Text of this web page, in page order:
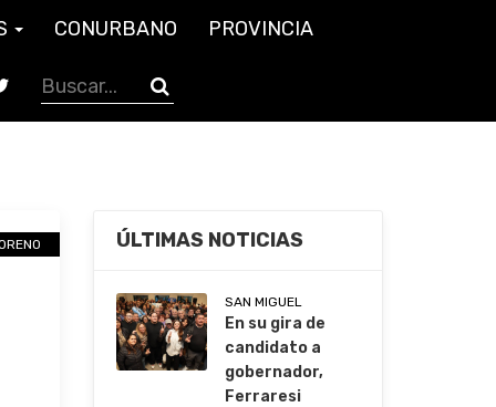
CONURBANO PROVINCIA
ÚLTIMAS NOTICIAS
SAN MIGUEL
En su gira de
candidato a
gobernador,
Ferraresi